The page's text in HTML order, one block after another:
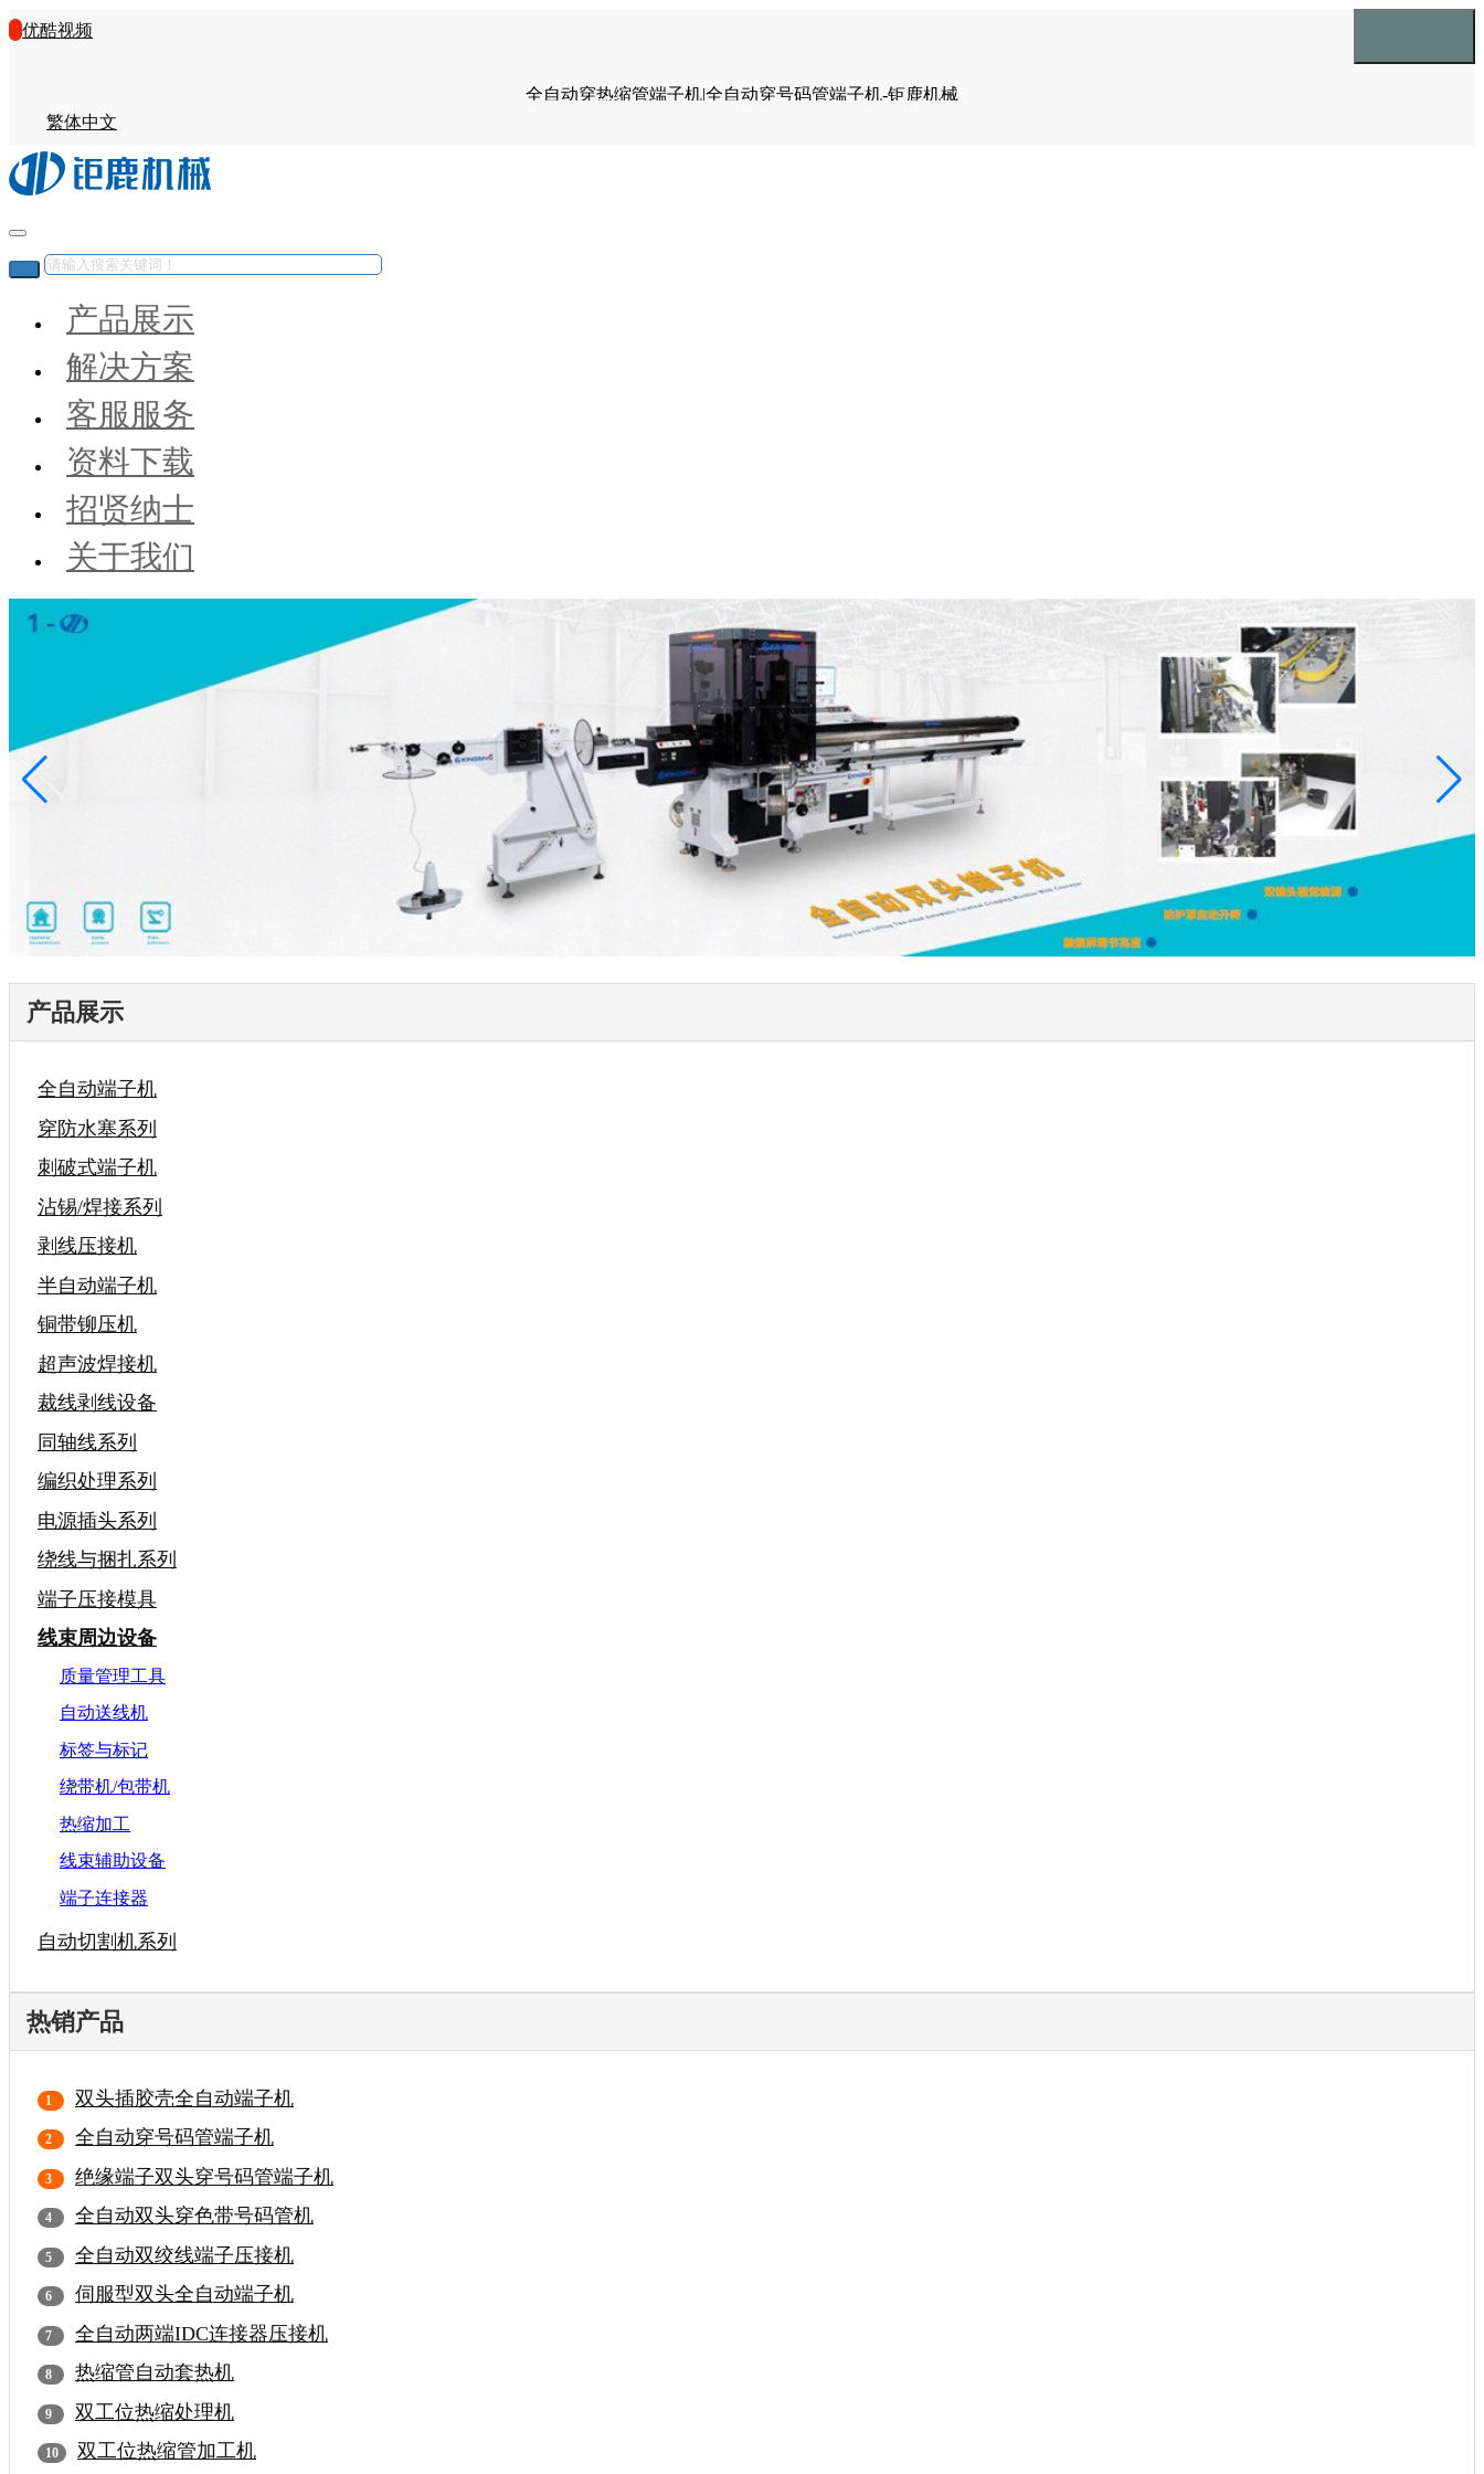
优酷视频
全自动穿热缩管端子机|全自动穿号码管端子机-钜鹿机械
繁体中文
产品展示
解决方案
客服服务
资料下载
招贤纳士
关于我们
产品展示
全自动端子机
穿防水塞系列
刺破式端子机
沾锡/焊接系列
剥线压接机
半自动端子机
铜带铆压机
超声波焊接机
裁线剥线设备
同轴线系列
编织处理系列
电源插头系列
绕线与捆扎系列
端子压接模具
线束周边设备
质量管理工具
自动送线机
标签与标记
绕带机/包带机
热缩加工
线束辅助设备
端子连接器
自动切割机系列
热销产品
双头插胶壳全自动端子机
全自动穿号码管端子机
绝缘端子双头穿号码管端子机
全自动双头穿色带号码管机
全自动双绞线端子压接机
伺服型双头全自动端子机
全自动两端IDC连接器压接机
热缩管自动套热机
双工位热缩处理机
双工位热缩管加工机